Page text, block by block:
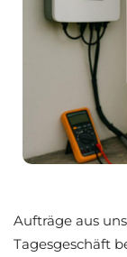
Aufträge aus
Tagesgeschäft